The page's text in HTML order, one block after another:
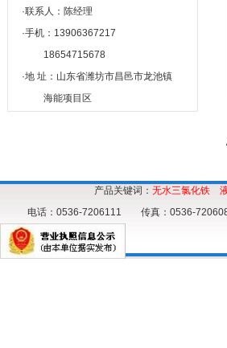
·联系人：陈经理
·手机：13906367217
18654715678
·地 址：山东省潍坊市昌邑市龙池镇
海能项目区
产品关键词： 无水三氯化铁
电话：0536-7206111 传真：0536-